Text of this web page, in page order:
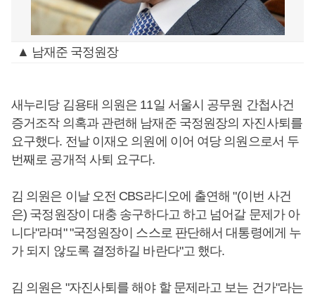
▲ 남재준 국정원장
새누리당 김용태 의원은 11일 서울시 공무원 간첩사건
증거조작 의혹과 관련해 남재준 국정원장의 자진사퇴를
요구했다. 전날 이재오 의원에 이어 여당 의원으로서 두
번째로 공개적 사퇴 요구다.
김 의원은 이날 오전 CBS라디오에 출연해 "(이번 사건
은) 국정원장이 대충 송구하다고 하고 넘어갈 문제가 아
니다"라며" "국정원장이 스스로 판단해서 대통령에게 누
가 되지 않도록 결정하길 바란다"고 했다.
김 의원은 "자진사퇴를 해야 할 문제라고 보는 건가"라는